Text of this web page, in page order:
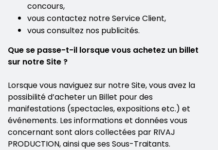
concours,
vous contactez notre Service Client,
vous consultez nos publicités.
Que se passe-t-il lorsque vous achetez un billet
sur notre Site ?
Lorsque vous naviguez sur notre Site, vous avez la
possibilité d’acheter un Billet pour des
manifestations (spectacles, expositions etc.) et
événements. Les informations et données vous
concernant sont alors collectées par RIVAJ
PRODUCTION, ainsi que ses Sous-Traitants.